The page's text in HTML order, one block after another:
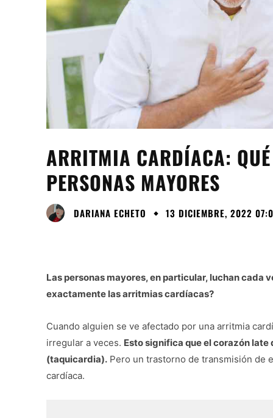
ARRITMIA CARDÍACA:
PERSONAS MAYORES
DARIANA ECHETO 13 DICIEMBRE, 2022
Las personas mayores, en particular, luchan cada
exactamente las arritmias cardíacas?
Cuando alguien se ve afectado por una arritmia
irregular a veces. Esto significa que el corazón
(taquicardia). Pero un trastorno de transmisión de
cardíaca.